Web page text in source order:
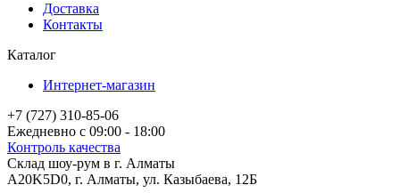
Доставка
Контакты
Каталог
Интернет-магазин
+7 (727) 310-85-06
Ежедневно с 09:00 - 18:00
Контроль качества
Склад шоу-рум в г. Алматы
A20K5D0, г. Алматы, ул. Казыбаева, 12Б